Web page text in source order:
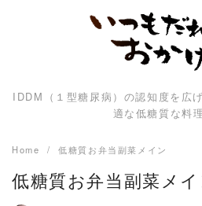
IDDM（１型糖尿病）の認知度を広
適な低糖質な料
Home 低糖質お弁当副菜メイン
低糖質お弁当副菜メイ